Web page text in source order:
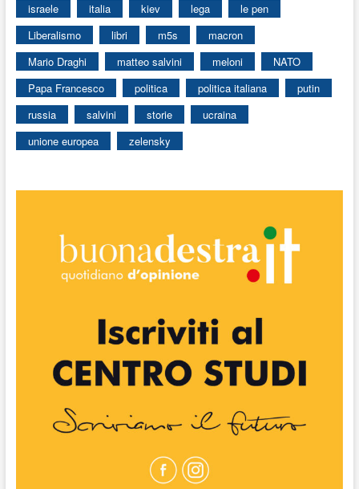
israele
italia kiev lega
le pen
Liberalismo
libri m5s
macron
Mario Draghi
matteo salvini meloni
NATO
Papa Francesco
politica politica italiana
putin
russia
salvini storie
ucraina
unione europea
zelensky